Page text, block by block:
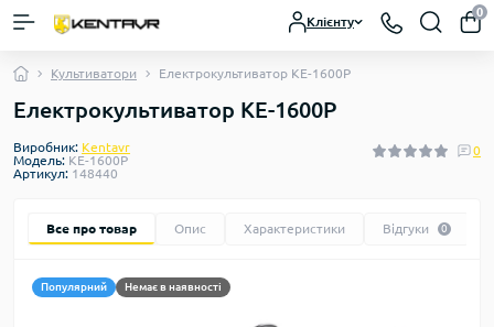
Клієнту
0
Культиватори Електрокультиватор КЕ-1600Р
Електрокультиватор КЕ-1600Р
Виробник: Kentavr
Модель: КЕ-1600Р
Артикул: 148440
0
Все про товар Опис Характеристики Відгуки 0
Популярний Немає в наявності